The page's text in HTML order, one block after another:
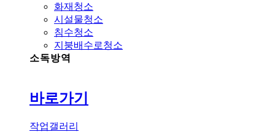
화재청소
시설물청소
침수청소
지붕배수로청소
소독방역
바로가기
작업갤러리